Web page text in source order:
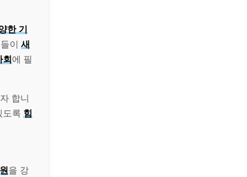
한 기
이 새
회에 필
합니
도록 힘
을 강